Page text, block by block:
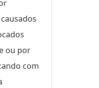
ou por
com